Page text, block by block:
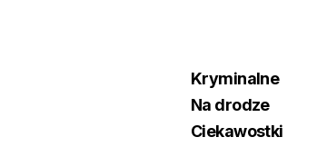
Kryminalne
Na drodze
Ciekawostki